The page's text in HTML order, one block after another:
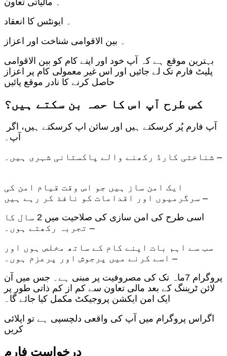
۔ ایونٹس کا انعقاد
۔ بین الاقوامی شناخت اور اعزاز
بہترین موقع ہے کہ آپ خود اور اپنے کام کو بین الاقوامی
پلیٹ فارم تک لے جائیں اور اس غیر معمولی کام پر اعزاز
حاصل کرنے کا نادر موقع پائیں
کس طرح آپ اس کا حصہ بن سکتے ہیں؟
آپ فارم پُر کرسکتے ہیں اور سائن اپ کرسکتے ہیں، اگر
آپ ۔
شناختی کارڈ رکھنے والے پاکستانی شہری ہیں۔ –
ایک امن ساز ہیں جو اس وقت قیام امن کی
سرگرمیوں اور اقدامات کو نافذ کر رہے ہیں –
اسی طرح کی امن سازی کی صلاحیت میں 2 سال کا
تجربہ رکھتے ہوں۔ –
سب سے اہم بات اپنے کام کے ساتھ مخلص ہوں اور
اسے کرنے میں پرجوش اور پرعزم ہوں۔ –
پروگرام 7ماہ تک کی مصروفیت پر مبنی ہے۔ جس میں آن
لائن ٹریننگ کے بعد مالی تعاون سے کم از کم ذاتی طور پر
ایک امن ایکشن پروجیکٹ مکمل کیا جائے گا۔
اگراس پروگرام میں آپ کی واقعی دلچسپی ہے تو اپلائی
کریں
درخواست فارم